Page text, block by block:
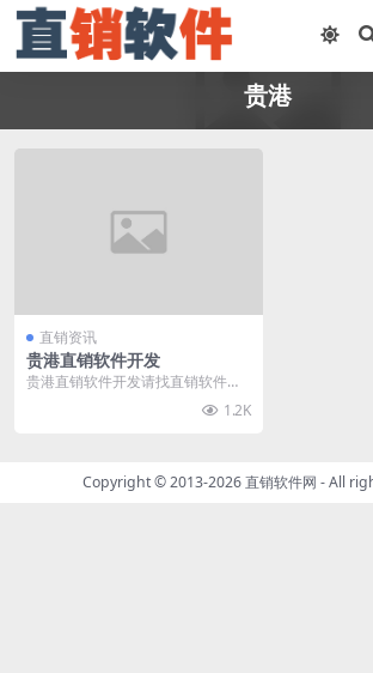
贵港
直销资讯
贵港直销软件开发
贵港直销软件开发请找直销软件
1.2K
Copyright © 2013-2026直销软件网 - All